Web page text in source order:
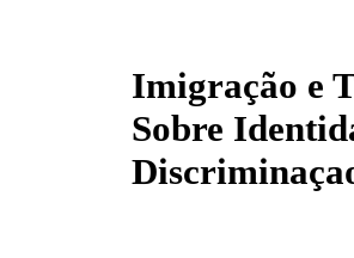
Imigração e
Sobre